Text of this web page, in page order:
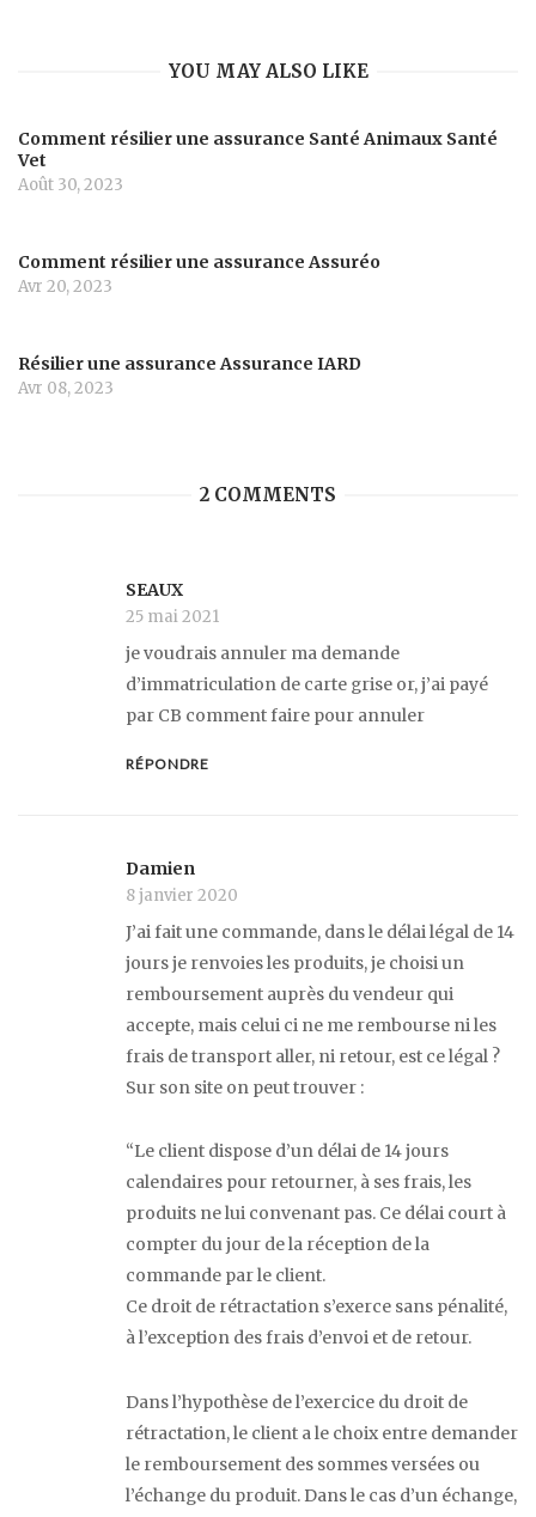
YOU MAY ALSO LIKE
Comment résilier une assurance Santé Animaux Santé
Vet
Août 30, 2023
Comment résilier une assurance Assuréo
Avr 20, 2023
Résilier une assurance Assurance IARD
Avr 08, 2023
2 COMMENTS
SEAUX
25 mai 2021
je voudrais annuler ma demande
d’immatriculation de carte grise or, j’ai payé
par CB comment faire pour annuler
RÉPONDRE
Damien
8 janvier 2020
J’ai fait une commande, dans le délai légal de 14
jours je renvoies les produits, je choisi un
remboursement auprès du vendeur qui
accepte, mais celui ci ne me rembourse ni les
frais de transport aller, ni retour, est ce légal ?
Sur son site on peut trouver :
“Le client dispose d’un délai de 14 jours
calendaires pour retourner, à ses frais, les
produits ne lui convenant pas. Ce délai court à
compter du jour de la réception de la
commande par le client.
Ce droit de rétractation s’exerce sans pénalité,
à l’exception des frais d’envoi et de retour.
Dans l’hypothèse de l’exercice du droit de
rétractation, le client a le choix entre demander
le remboursement des sommes versées ou
l’échange du produit. Dans le cas d’un échange,